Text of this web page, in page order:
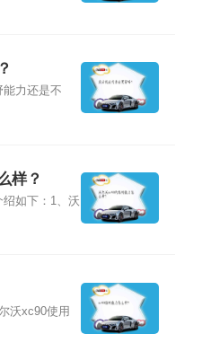
力还是不
样？
如下：1、沃
沃xc90使用